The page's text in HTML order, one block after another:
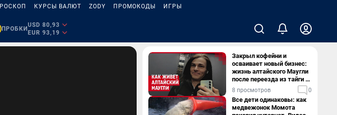
КУРСЫ ВАЛЮТ ZODY ПРОМОКОДЫ ИГРЫ
ПРОБКИ
USD 80,93
EUR 93,19
Закрыл кофейни и
осваивает новый бизнес:
жизнь алтайского Маугли
после переезда из тайги в
столицу
8 просмотров 0
Все дети одинаковы: как
медвежонок Момота